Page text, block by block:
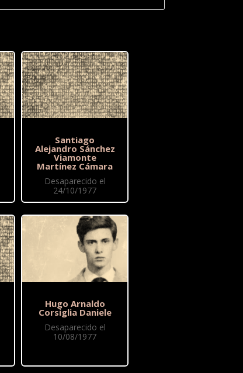
Santiago
Alejandro Sánchez
Viamonte
Martínez Cámara
Desaparecido el
24/10/1977
Hugo Arnaldo
Corsiglia Daniele
Desaparecido el
10/08/1977